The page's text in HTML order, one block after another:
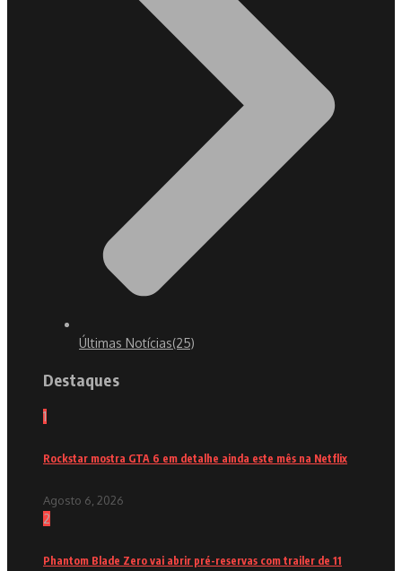
Últimas Notícias(25)
Destaques
1
Rockstar mostra GTA 6 em detalhe ainda este mês na Netflix
Agosto 6, 2026
2
Phantom Blade Zero vai abrir pré-reservas com trailer de 11